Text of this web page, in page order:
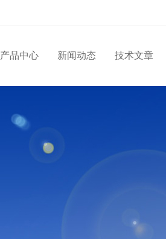
产品中心 新闻动态 技术文章